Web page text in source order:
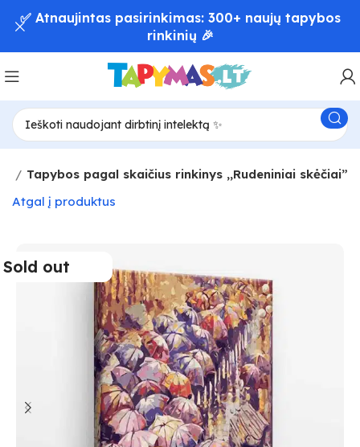
Tapybos pagal skaičius rinkinys ,,Rudeniniai skėčiai”
Atgal į produktus
Sold out
✅ Atnaujintas pasirinkimas: 300+ naujų tapybos
rinkinių 🎉